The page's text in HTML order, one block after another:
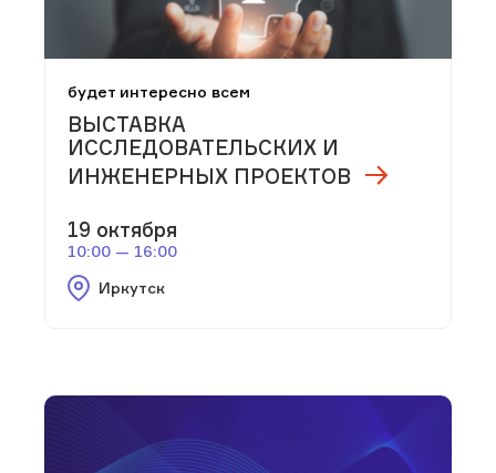
будет интересно всем
ВЫСТАВКА
ИССЛЕДОВАТЕЛЬСКИХ И
ИНЖЕНЕРНЫХ ПРОЕКТОВ
19 октября
10:00 — 16:00
Иркутск